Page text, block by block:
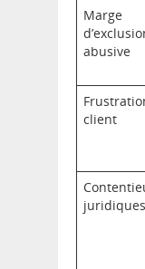
Marge
abusive
client
juridiques